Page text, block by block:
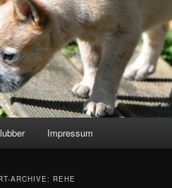
Impressum
ARCHIVE: REHE